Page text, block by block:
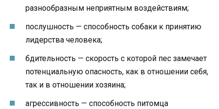
разнообразным неприятным воздействиям;
послушность — способность собаки к принятию
лидерства человека;
бдительность — скорость с которой пес замечает
потенциальную опасность, как в отношении себя,
так и в отношении хозяина;
агрессивность — способность питомца